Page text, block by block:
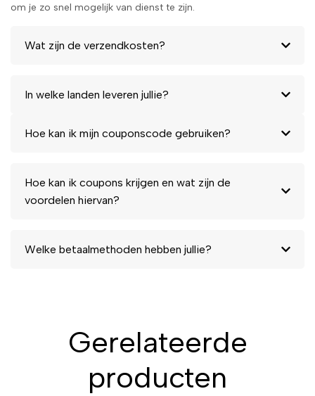
om je zo snel mogelijk van dienst te zijn.
Wat zijn de verzendkosten?
In welke landen leveren jullie?
Hoe kan ik mijn couponscode gebruiken?
Hoe kan ik coupons krijgen en wat zijn de
voordelen hiervan?
Welke betaalmethoden hebben jullie?
Gerelateerde
producten